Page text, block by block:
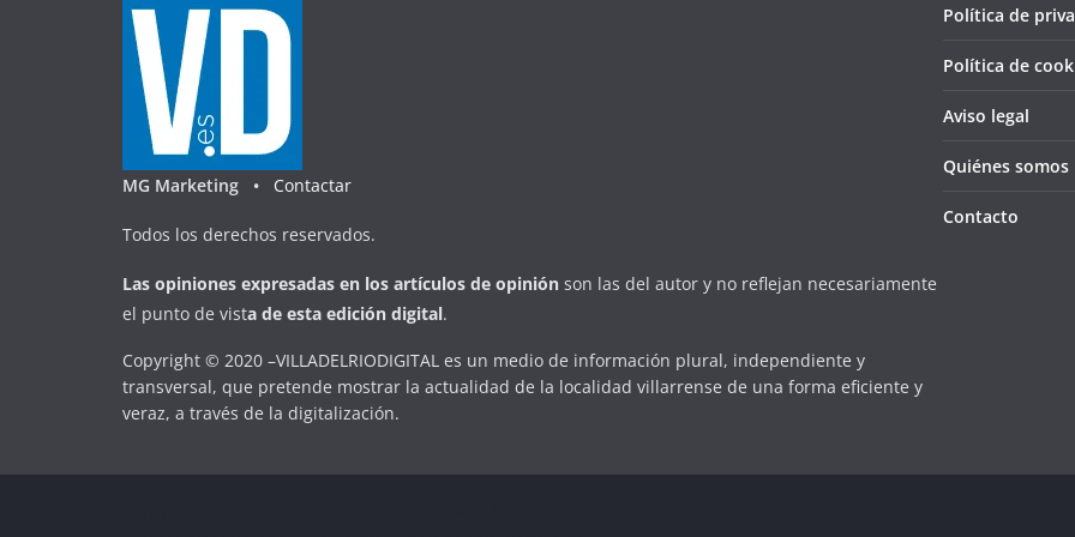
MG Marketing • Contactar
Todos los derechos reservados.
Las opiniones expresadas en los artículos de opinión son las del autor y no reflejan necesariamente
el punto de vista de esta edición digital.
Copyright © 2020 –VILLADELRIODIGITAL es un medio de información plural, independiente y
transversal, que pretende mostrar la actualidad de la localidad villarrense de una forma eficiente y
veraz, a través de la digitalización.
Política de
Política de
Aviso legal
Quiénes somos
Contacto